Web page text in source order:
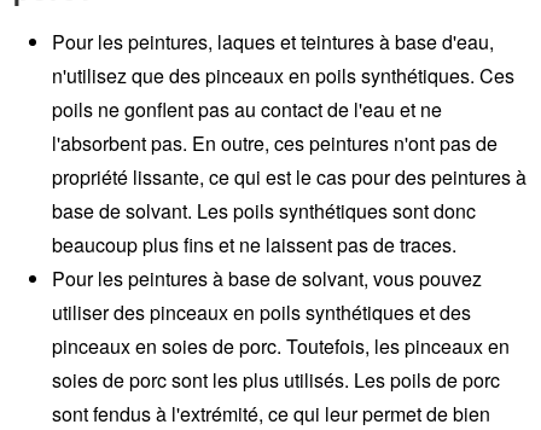
Pour les peintures, laques et teintures à base d'eau,
n'utilisez que des pinceaux en poils synthétiques. Ces
poils ne gonflent pas au contact de l'eau et ne
l'absorbent pas. En outre, ces peintures n'ont pas de
propriété lissante, ce qui est le cas pour des peintures à
base de solvant. Les poils synthétiques sont donc
beaucoup plus fins et ne laissent pas de traces.
Pour les peintures à base de solvant, vous pouvez
utiliser des pinceaux en poils synthétiques et des
pinceaux en soies de porc. Toutefois, les pinceaux en
soies de porc sont les plus utilisés. Les poils de porc
sont fendus à l'extrémité, ce qui leur permet de bien